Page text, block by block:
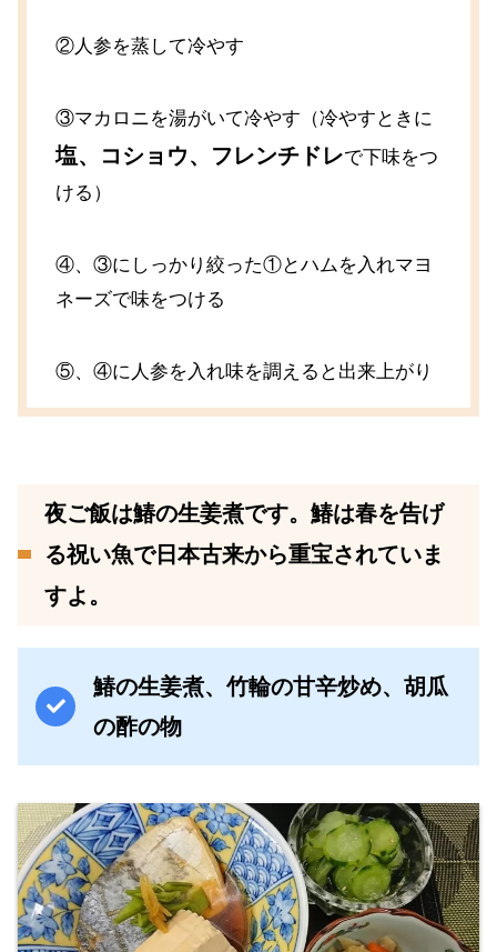
②人参を蒸して冷やす
③マカロニを湯がいて冷やす（冷やすときに
塩、コショウ、フレンチドレで下味をつ
ける）
④、③にしっかり絞った①とハムを入れマヨ
ネーズで味をつける
⑤、④に人参を入れ味を調えると出来上がり
夜ご飯は鰆の生姜煮です。鰆は春を告げ
る祝い魚で日本古来から重宝されていま
すよ。
鰆の生姜煮、竹輪の甘辛炒め、胡瓜
の酢の物